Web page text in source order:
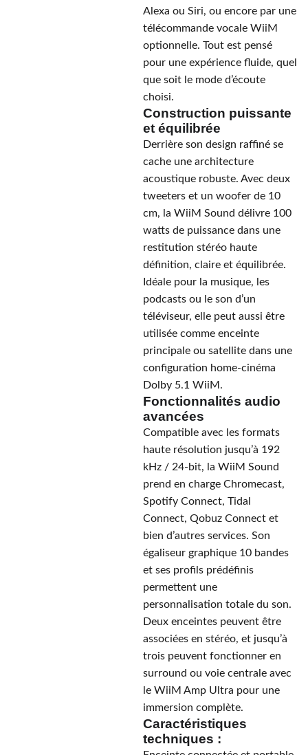
Alexa ou Siri, ou encore par une
télécommande vocale WiiM
optionnelle. Tout est pensé
pour une expérience fluide, quel
que soit le mode d’écoute
choisi.
Construction puissante
et équilibrée
Derrière son design raffiné se
cache une architecture
acoustique robuste. Avec deux
tweeters et un woofer de 10
cm, la WiiM Sound délivre 100
watts de puissance dans une
restitution stéréo haute
définition, claire et équilibrée.
Idéale pour la musique, les
podcasts ou le son d’un
téléviseur, elle peut aussi être
utilisée comme enceinte
principale ou satellite dans une
configuration home-cinéma
Dolby 5.1 WiiM.
Fonctionnalités audio
avancées
Compatible avec les formats
haute résolution jusqu’à 192
kHz / 24-bit, la WiiM Sound
prend en charge Chromecast,
Spotify Connect, Tidal
Connect, Qobuz Connect et
bien d’autres services. Son
égaliseur graphique 10 bandes
et ses profils prédéfinis
permettent une
personnalisation totale du son.
Deux enceintes peuvent être
associées en stéréo, et jusqu’à
trois peuvent fonctionner en
surround ou voie centrale avec
le WiiM Amp Ultra pour une
immersion complète.
Caractéristiques
techniques :